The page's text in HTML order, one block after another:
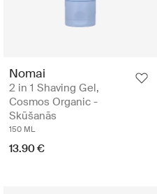
Nomai
2 in 1 Shaving Gel,
Cosmos Organic -
Skūšanās
150 ML
13.90 €